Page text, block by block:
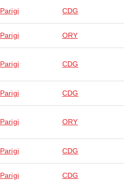
Parigi CDG
Parigi ORY
Parigi CDG
Parigi CDG
Parigi ORY
Parigi CDG
Parigi CDG